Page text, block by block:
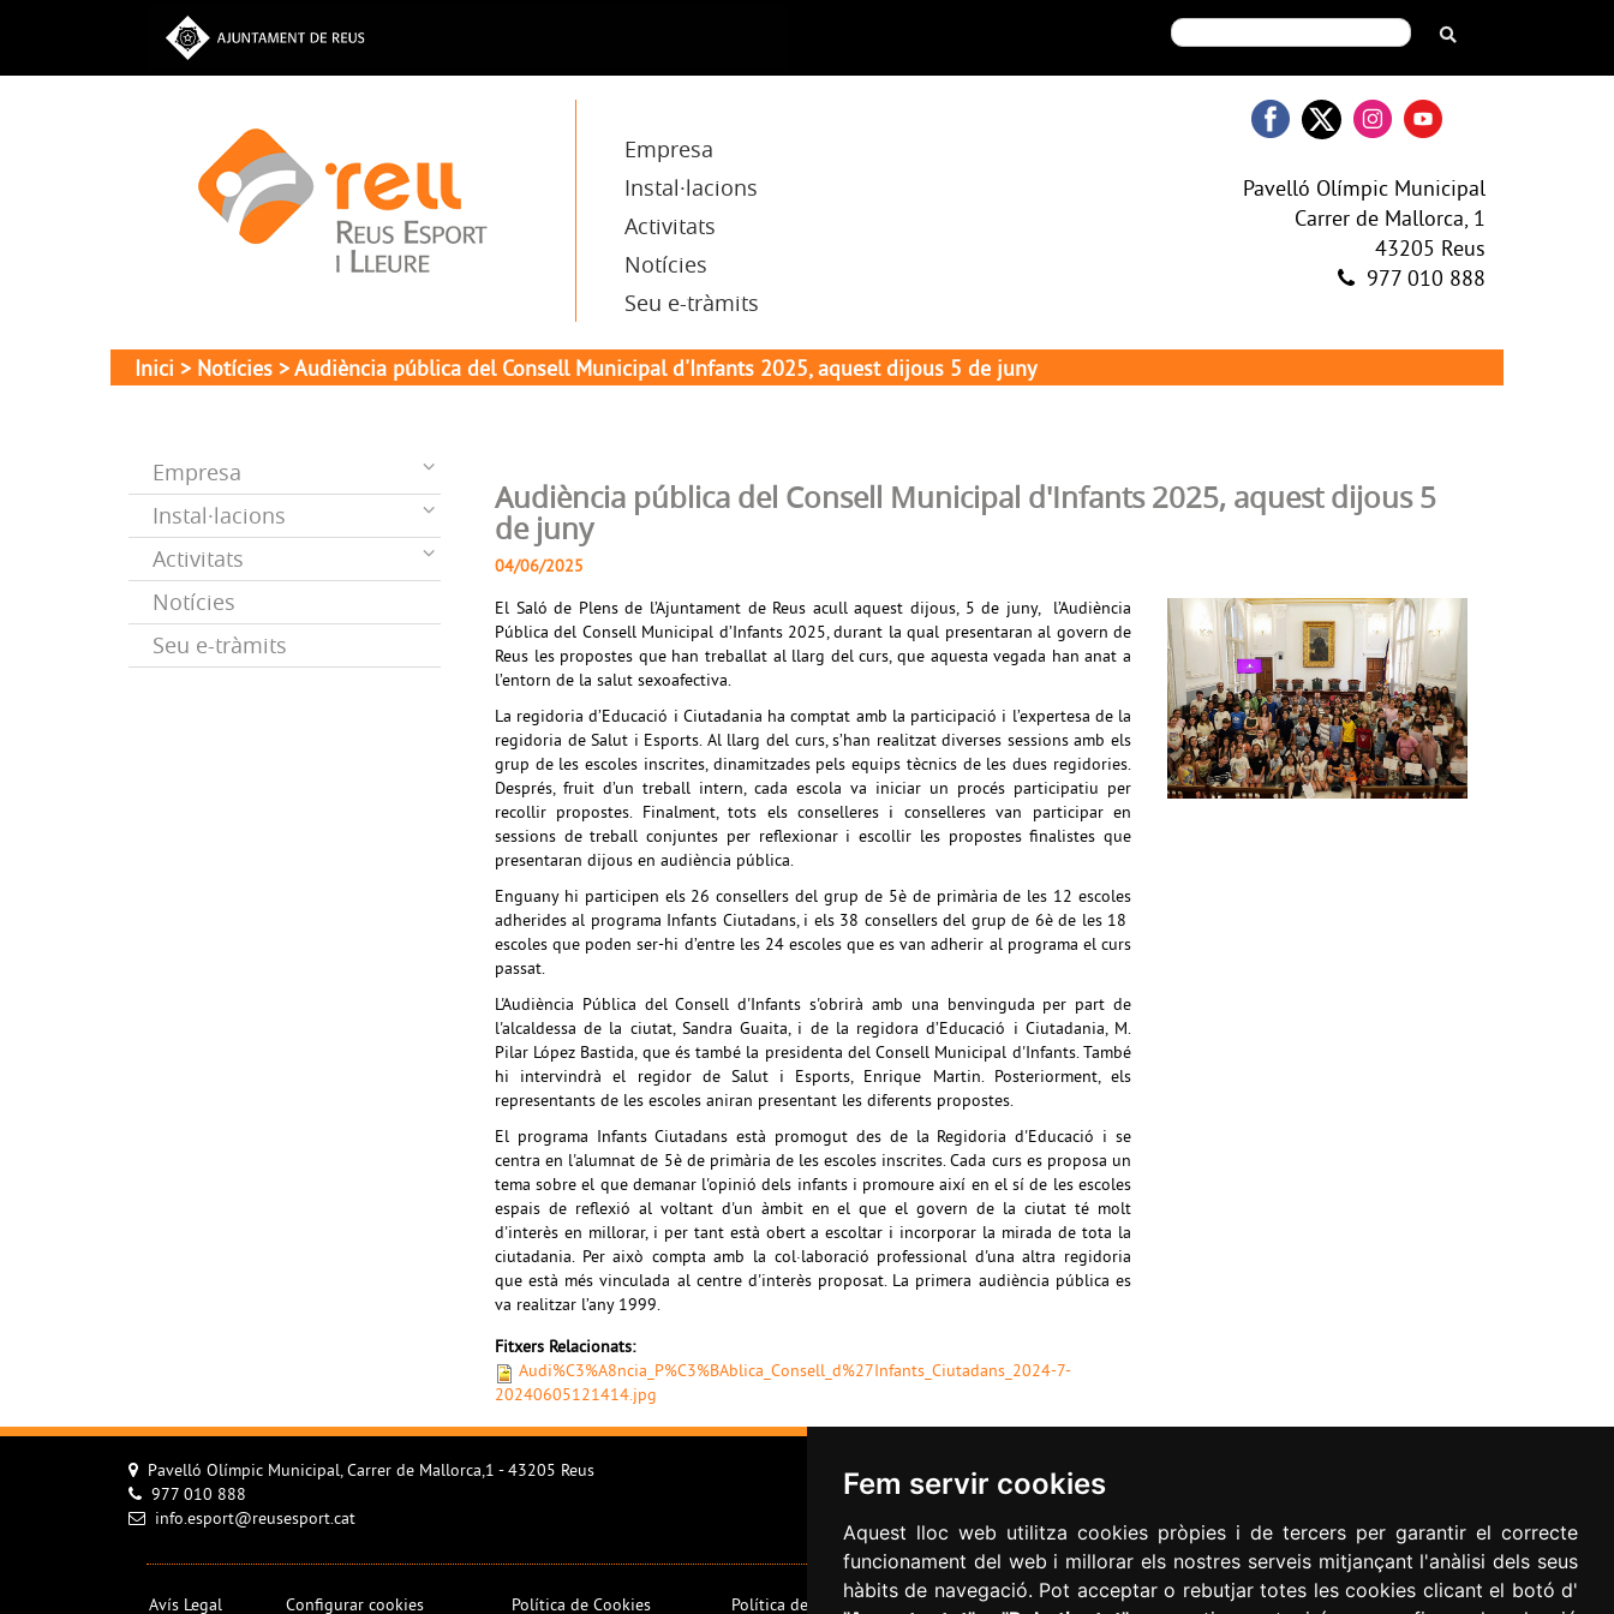
Fem servir cookies
Aquest lloc web utilitza cookies pròpies i de tercers per garantir el correcte
funcionament del web i millorar els nostres serveis mitjançant l'anàlisi dels seus
hàbits de navegació. Pot acceptar o rebutjar totes les cookies clicant el botó d'
Empresa
Instal·lacions
Activitats
Notícies
Seu e-tràmits
Pavelló Olímpic Municipal
Carrer de Mallorca, 1
43205 Reus
977 010 888
Inici > Notícies > Audiència pública del Consell Municipal d'Infants 2025, aquest dijous 5 de juny
Empresa
Instal·lacions
Activitats
Notícies
Seu e-tràmits
Audiència pública del Consell Municipal d'Infants 2025, aquest dijous 5
de juny
04/06/2025
El Saló de Plens de l’Ajuntament de Reus acull aquest dijous, 5 de juny, l’Audiència
Pública del Consell Municipal d’Infants 2025, durant la qual presentaran al govern de
Reus les propostes que han treballat al llarg del curs, que aquesta vegada han anat a
l’entorn de la salut sexoafectiva.
La regidoria d’Educació i Ciutadania ha comptat amb la participació i l’expertesa de la
regidoria de Salut i Esports. Al llarg del curs, s’han realitzat diverses sessions amb els
grup de les escoles inscrites, dinamitzades pels equips tècnics de les dues regidories.
Després, fruit d’un treball intern, cada escola va iniciar un procés participatiu per
recollir propostes. Finalment, tots els conselleres i conselleres van participar en
sessions de treball conjuntes per reflexionar i escollir les propostes finalistes que
presentaran dijous en audiència pública.
Enguany hi participen els 26 consellers del grup de 5è de primària de les 12 escoles
adherides al programa Infants Ciutadans, i els 38 consellers del grup de 6è de les 18
escoles que poden ser-hi d’entre les 24 escoles que es van adherir al programa el curs
passat.
L'Audiència Pública del Consell d'Infants s'obrirà amb una benvinguda per part de
l'alcaldessa de la ciutat, Sandra Guaita, i de la regidora d’Educació i Ciutadania, M.
Pilar López Bastida, que és també la presidenta del Consell Municipal d'Infants. També
hi intervindrà el regidor de Salut i Esports, Enrique Martin. Posteriorment, els
representants de les escoles aniran presentant les diferents propostes.
El programa Infants Ciutadans està promogut des de la Regidoria d'Educació i se
centra en l'alumnat de 5è de primària de les escoles inscrites. Cada curs es proposa un
tema sobre el que demanar l'opinió dels infants i promoure així en el sí de les escoles
espais de reflexió al voltant d'un àmbit en el que el govern de la ciutat té molt
d'interès en millorar, i per tant està obert a escoltar i incorporar la mirada de tota la
ciutadania. Per això compta amb la col·laboració professional d'una altra regidoria
que està més vinculada al centre d'interès proposat. La primera audiència pública es
va realitzar l’any 1999.
Fitxers Relacionats:
Audi%C3%A8ncia_P%C3%BAblica_Consell_d%27Infants_Ciutadans_2024-7-
20240605121414.jpg
Pavelló Olímpic Municipal, Carrer de Mallorca,1 - 43205 Reus
977 010 888
info.esport@reusesport.cat
Avís Legal Configurar cookies Política de Cookies Política de privacitat Informació addicional RGPD Accessibilitat Mapa web